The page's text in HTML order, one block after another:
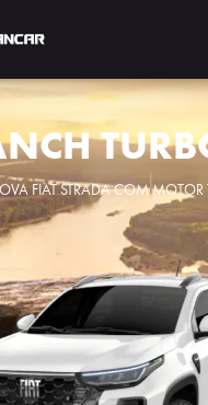
FIAT STRADA COM MOTOR